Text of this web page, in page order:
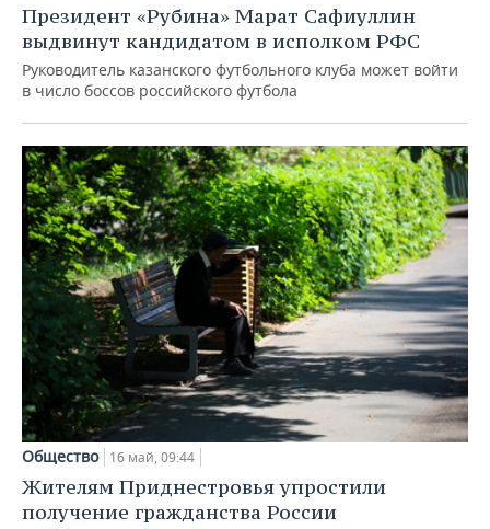
Президент «Рубина» Марат Сафиуллин
выдвинут кандидатом в исполком РФС
Руководитель казанского футбольного клуба может войти
в число боссов российского футбола
Общество 16 май, 09:44
Жителям Приднестровья упростили
получение гражданства России